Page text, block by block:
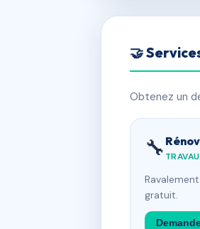
🤝
Obtenez un
🔧
gratuit.